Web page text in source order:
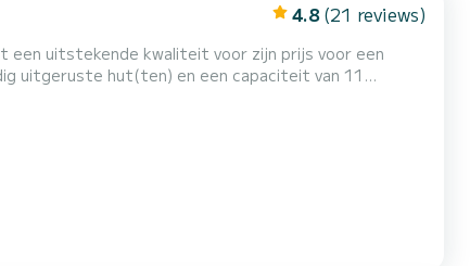
4.8 (21 reviews)
een uitstekende kwaliteit voor zijn prijs voor een
een uitzonderlijke vakantie op het water door te